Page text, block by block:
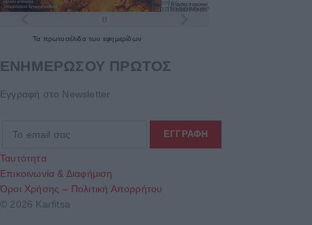
Τα πρωτοσέλιδατων εφημερίδων
ΕΝΗΜΕΡΩΣΟΥ ΠΡΩΤΟΣ
Εγγραφή στο Newsletter
Ταυτότητα
Επικοινωνία & Διαφήμιση
Όροι Χρήσης – Πολιτική Απορρήτου
© 2026 Karfitsa